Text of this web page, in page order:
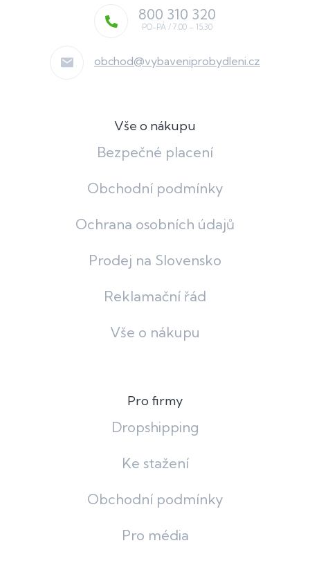
obchod@vybaveniprobydleni.cz
800 310 320
Vše o nákupu
Bezpečné placení
Obchodní podmínky
Ochrana osobních údajů
Prodej na Slovensko
Reklamační řád
Vše o nákupu
Pro firmy
Dropshipping
Ke stažení
Obchodní podmínky
Pro média